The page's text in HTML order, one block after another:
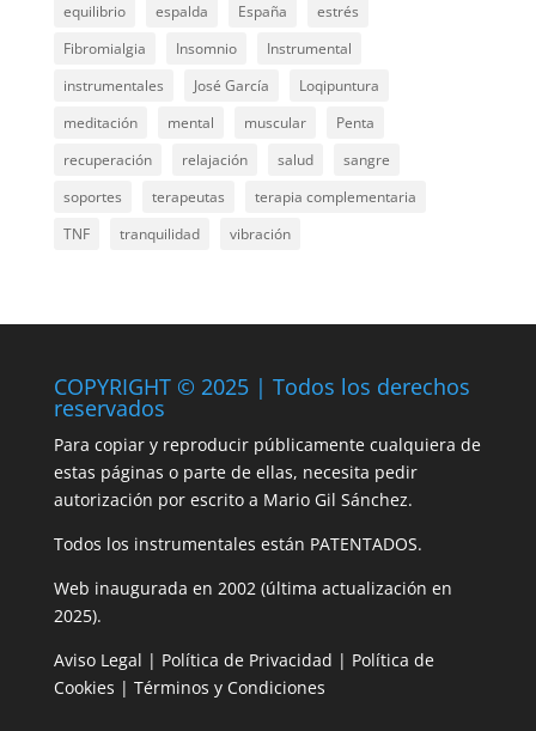
equilibrio
espalda España
estrés
Fibromialgia
Insomnio
Instrumental
instrumentales
José García
Loqipuntura
meditación
mental muscular
Penta
recuperación
relajación salud
sangre
soportes
terapeutas
terapia complementaria
TNF
tranquilidad vibración
COPYRIGHT © 2025 | Todos los derechos
reservados
Para copiar y reproducir públicamente cualquiera de
estas páginas o parte de ellas, necesita pedir
autorización por escrito a Mario Gil Sánchez.
Todos los instrumentales están PATENTADOS.
Web inaugurada en 2002 (última actualización en
2025).
Aviso Legal | Política de Privacidad | Política de
Cookies | Términos y Condiciones